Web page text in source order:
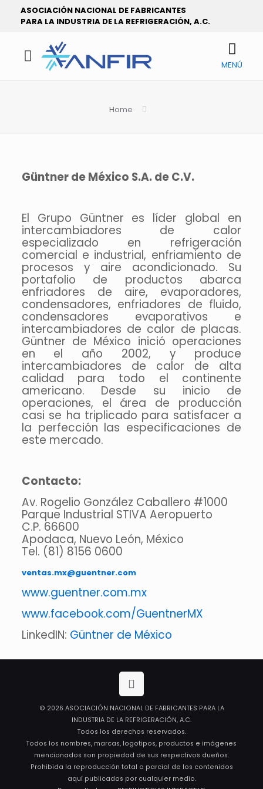
ASOCIACIÓN NACIONAL DE FABRICANTES
PARA LA INDUSTRIA DE LA REFRIGERACIÓN, A.C.
MENÚ
Home
Güntner de México S.A. de C.V.
El Grupo Güntner es líder global en
intercambiadores de calor
especializado en refrigeración
comercial e industrial, enfriamiento de
procesos y aire acondicionado. Su
portafolio de productos abarca
enfriadores de aire, evaporadores,
condensadores, enfriadores de fluido,
condensadores evaporativos e
intercambiadores de calor de placas.
Güntner de México inició operaciones
en el año 2002, y produce
intercambiadores de calor de alta
calidad para todo el continente
americano. Desde su inicio de
operaciones, el área de producción
casi se ha triplicado para satisfacer a
la perfección las especificaciones de
este mercado.
Contacto:
Av. Rogelio González Caballero #1000
Parque Industrial STIVA Aeropuerto
C.P. 66600
Apodaca, Nuevo León, México
Tel. (81) 8156 0600
ventas.mx@guentner.com
www.guentner.com.mx
www.facebook.com/GuentnerMX
LinkedIN: Güntner de México
© 2026 ASOCIACIÓN NACIONAL DE FABRICANTES PARA LA
INDUSTRIA DE LA REFRIGERACIÓN, A.C.
Todos los derechos reservados.
Todos los nombres, marcas, logotipos, productos e imágenes
mencionados son propiedad de sus respectivos dueños.
Prohibida la reproducción total o parcial de los contenidos
aquí publicados por cualquier medio.